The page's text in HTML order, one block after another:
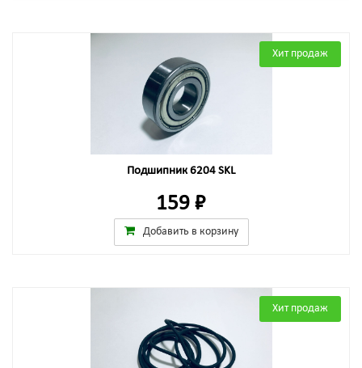
Хит продаж
Подшипник 6204 SKL
159 ₽
Добавить в корзину
Хит продаж